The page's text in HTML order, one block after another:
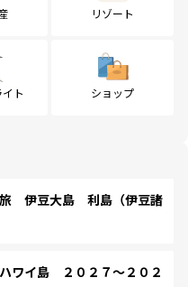
リゾート
ト ショップ
伊豆大島 利島（伊豆諸
ワイ島 ２０２７～２０２